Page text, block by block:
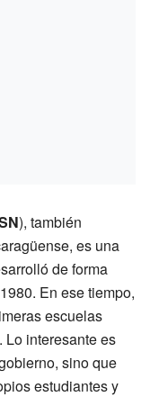
), también
es una
de forma
En ese tiempo,
escuelas
Lo interesante es
sino que
estudiantes y